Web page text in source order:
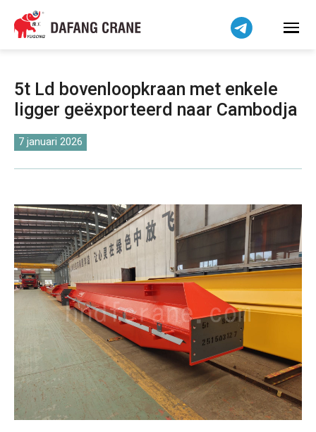
5t Ld bovenloopkraan met enkele
ligger geëxporteerd naar Cambodja
7 januari 2026
Bahasa Indonesia
Bahasa Melayu
বাংলা
فارسی
Pilipino
اردو
Čeština
Беларуская мова
Kiswahili
Dansk
Norsk
O‘zbekcha